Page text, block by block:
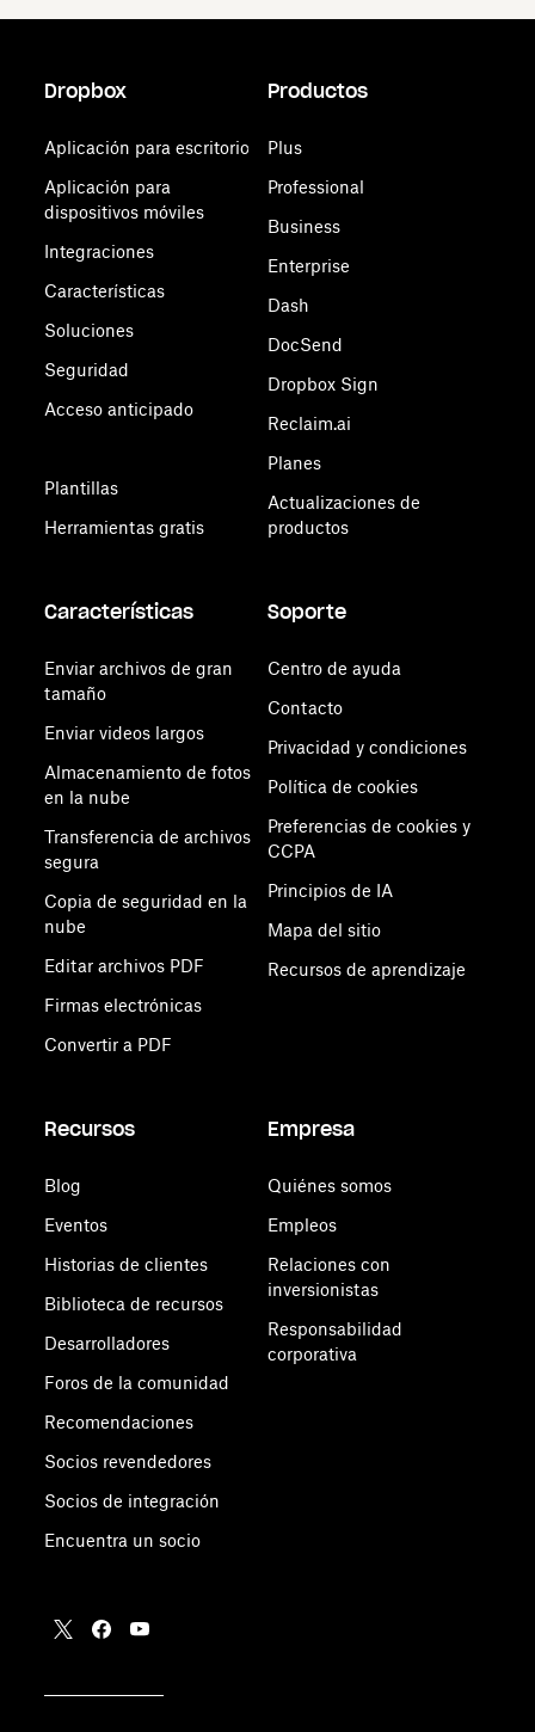
Dropbox
Aplicación para escritorio
Aplicación para
dispositivos móviles
Integraciones
Características
Soluciones
Seguridad
Acceso anticipado
Plantillas
Herramientas gratis
Productos
Plus
Professional
Business
Enterprise
Dash
DocSend
Dropbox Sign
Reclaim.ai
Planes
Actualizaciones de
productos
Características
Enviar archivos de gran
tamaño
Enviar videos largos
Almacenamiento de fotos
en la nube
Transferencia de archivos
segura
Copia de seguridad en la
nube
Editar archivos PDF
Firmas electrónicas
Convertir a PDF
Soporte
Centro de ayuda
Contacto
Privacidad y condiciones
Política de cookies
Preferencias de cookies y
CCPA
Principios de IA
Mapa del sitio
Recursos de aprendizaje
Recursos
Blog
Eventos
Historias de clientes
Biblioteca de recursos
Desarrolladores
Foros de la comunidad
Recomendaciones
Socios revendedores
Socios de integración
Encuentra un socio
Empresa
Quiénes somos
Empleos
Relaciones con
inversionistas
Responsabilidad
corporativa